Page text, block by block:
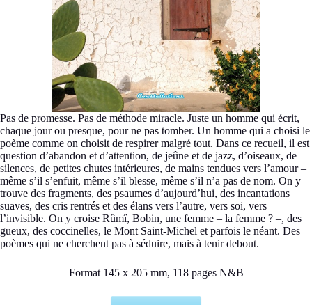
Pas de promesse. Pas de méthode miracle. Juste un homme qui écrit,
chaque jour ou presque, pour ne pas tomber. Un homme qui a choisi le
poème comme on choisit de respirer malgré tout. Dans ce recueil, il est
question d’abandon et d’attention, de jeûne et de jazz, d’oiseaux, de
silences, de petites chutes intérieures, de mains tendues vers l’amour –
même s’il s’enfuit, même s’il blesse, même s’il n’a pas de nom. On y
trouve des fragments, des psaumes d’aujourd’hui, des incantations
suaves, des cris rentrés et des élans vers l’autre, vers soi, vers
l’invisible. On y croise Rûmî, Bobin, une femme – la femme ? –, des
gueux, des coccinelles, le Mont Saint-Michel et parfois le néant. Des
poèmes qui ne cherchent pas à séduire, mais à tenir debout.
Format 145 x 205 mm, 118 pages N&B